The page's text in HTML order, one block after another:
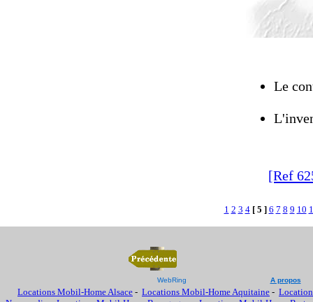
Le
[Ref
1 2 3 4 [ 5 ] 6 7 8 9 10
WebRing A propos
Locations Mobil-Home Alsace - Locations Mobil-Home Aquitaine -